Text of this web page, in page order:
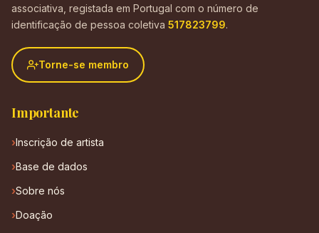
associativa, registada em Portugal com o número de
identificação de pessoa coletiva 517823799.
Torne-se membro
Importante
Inscrição de artista
Base de dados
Sobre nós
Doação